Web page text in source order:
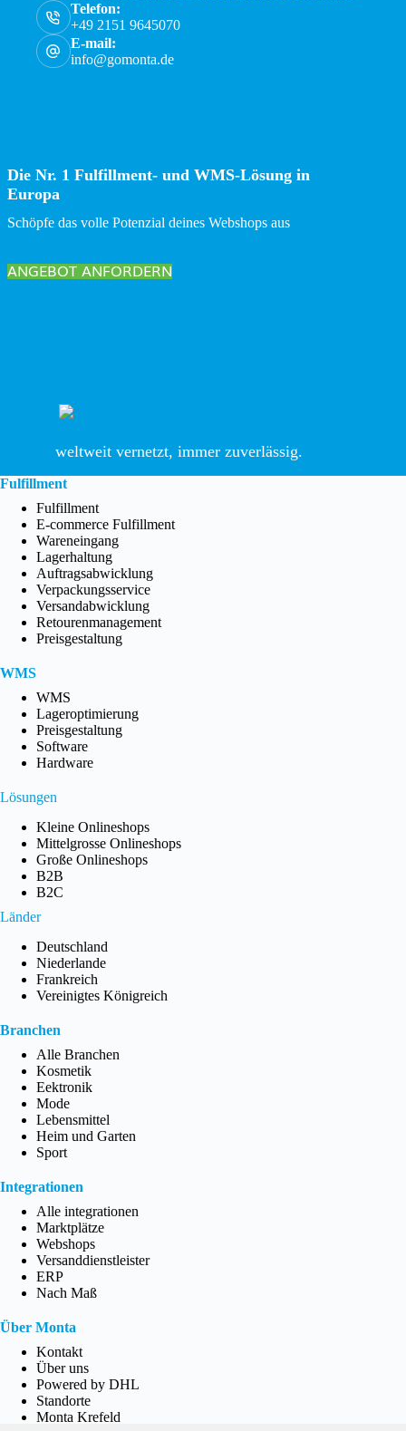
Telefon:
+49 2151 9645070
E-mail:
info@gomonta.de
Die Nr. 1 Fulfillment- und WMS-Lösung in
Europa
Schöpfe das volle Potenzial deines Webshops aus
ANGEBOT ANFORDERN
weltweit vernetzt, immer zuverlässig.
Fulfillment
Fulfillment
E-commerce Fulfillment
Wareneingang
Lagerhaltung
Auftragsabwicklung
Verpackungsservice
Versandabwicklung
Retourenmanagement
Preisgestaltung
WMS
WMS
Lageroptimierung
Preisgestaltung
Software
Hardware
Lösungen
Kleine Onlineshops
Mittelgrosse Onlineshops
Große Onlineshops
B2B
B2C
Länder
Deutschland
Niederlande
Frankreich
Vereinigtes Königreich
Branchen
Alle Branchen
Kosmetik
Eektronik
Mode
Lebensmittel
Heim und Garten
Sport
Integrationen
Alle integrationen
Marktplätze
Webshops
Versanddienstleister
ERP
Nach Maß
Über Monta
Kontakt
Über uns
Powered by DHL
Standorte
Monta Krefeld